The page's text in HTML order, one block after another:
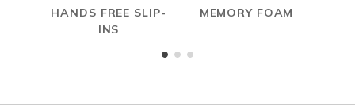
HANDS FREE SLIP-
INS
MEMORY FOAM